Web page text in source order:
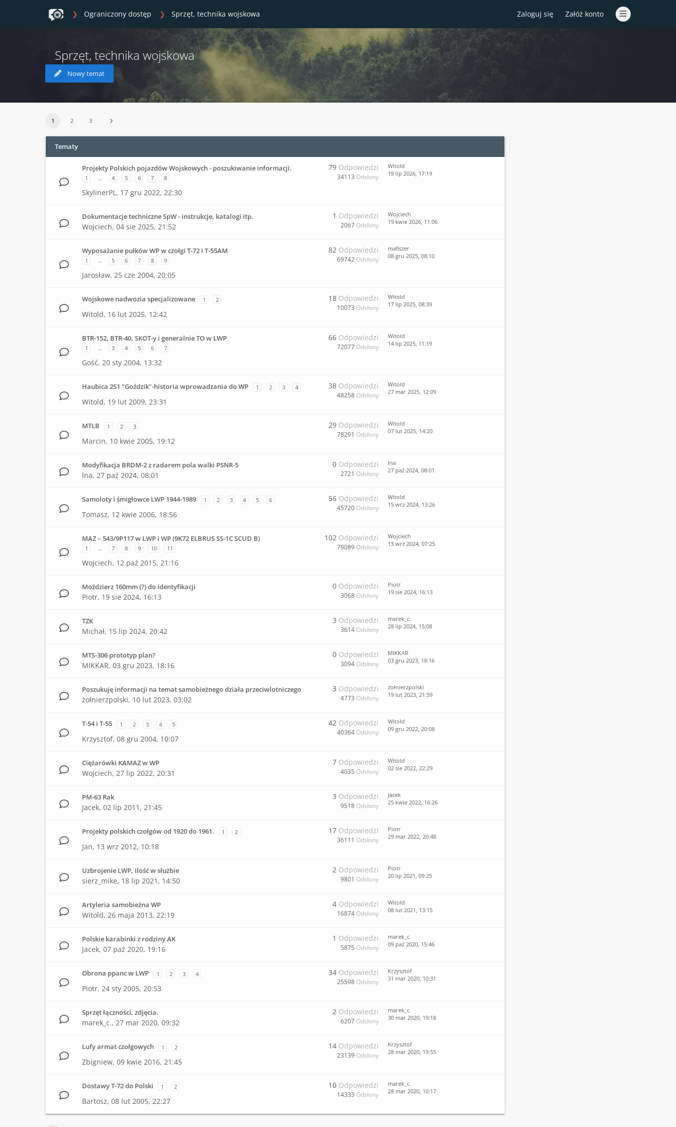
Zaloguj się Załóż konto
Ograniczony dostęp Sprzęt, technika wojskowa
Sprzęt, technika wojskowa
Nowy temat
1 2 3
Tematy
Projekty Polskich pojazdów Wojskowych - poszukiwanie informacji.
1 … 4 5 6 7 8
SkylinerPL, 17 gru 2022, 22:30
79 Odpowiedzi
34113 Odsłony
Witold
19 lip 2026, 17:19
Dokumentacje techniczne SpW - instrukcje, katalogi itp.
Wojciech, 04 sie 2025, 21:52
1 Odpowiedzi
2067 Odsłony
Wojciech
19 kwie 2026, 11:06
Wyposażanie pułków WP w czołgi T-72 i T-55AM
1 … 5 6 7 8 9
Jarosław, 25 cze 2004, 20:05
82 Odpowiedzi
69742 Odsłony
mafiszer
08 gru 2025, 08:10
Wojskowe nadwozia specjalizowane 1 2
Witold, 16 lut 2025, 12:42
18 Odpowiedzi
10073 Odsłony
Witold
17 lip 2025, 08:39
BTR-152, BTR-40, SKOT-y i generalnie TO w LWP
1 … 3 4 5 6 7
Gość, 20 sty 2004, 13:32
66 Odpowiedzi
72077 Odsłony
Witold
14 lip 2025, 11:19
Haubica 2S1 "Goździk"-historia wprowadzania do WP 1 2 3 4
Witold, 19 lut 2009, 23:31
38 Odpowiedzi
48258 Odsłony
Witold
27 mar 2025, 12:09
MTLB 1 2 3
Marcin, 10 kwie 2005, 19:12
29 Odpowiedzi
78291 Odsłony
Witold
07 lut 2025, 14:20
Modyfikacja BRDM-2 z radarem pola walki PSNR-5
lna, 27 paź 2024, 08:01
0 Odpowiedzi
2721 Odsłony
lna
27 paź 2024, 08:01
Samoloty i śmigłowce LWP 1944-1989 1 2 3 4 5 6
Tomasz, 12 kwie 2006, 18:56
56 Odpowiedzi
45720 Odsłony
Witold
15 wrz 2024, 13:26
MAZ – 543/9P117 w LWP i WP (9K72 ELBRUS SS-1C SCUD B)
1 … 7 8 9 10 11
Wojciech, 12 paź 2015, 21:16
102 Odpowiedzi
79089 Odsłony
Wojciech
13 wrz 2024, 07:25
Moździerz 160mm (?) do identyfikacji
Piotr, 19 sie 2024, 16:13
0 Odpowiedzi
3068 Odsłony
Piotr
19 sie 2024, 16:13
TZK
Michał, 15 lip 2024, 20:42
3 Odpowiedzi
3614 Odsłony
marek_c.
28 lip 2024, 15:08
MTS-306 prototyp plan?
MIKKAR, 03 gru 2023, 18:16
0 Odpowiedzi
3094 Odsłony
MIKKAR
03 gru 2023, 18:16
Poszukuję informacji na temat samobieżnego działa przeciwlotniczego
żołnierzpolski, 10 lut 2023, 03:02
3 Odpowiedzi
4773 Odsłony
żołnierzpolski
19 lut 2023, 21:59
T-54 i T-55 1 2 3 4 5
Krzysztof, 08 gru 2004, 10:07
42 Odpowiedzi
40364 Odsłony
Witold
09 gru 2022, 20:08
Ciężarówki KAMAZ w WP
Wojciech, 27 lip 2022, 20:31
7 Odpowiedzi
4035 Odsłony
Witold
02 sie 2022, 22:29
PM-63 Rak
Jacek, 02 lip 2011, 21:45
3 Odpowiedzi
9518 Odsłony
Jacek
25 kwie 2022, 16:26
Projekty polskich czołgów od 1920 do 1961. 1 2
Jan, 13 wrz 2012, 10:18
17 Odpowiedzi
36111 Odsłony
Piotr
29 mar 2022, 20:48
Uzbrojenie LWP, ilość w służbie
sierz_mike, 18 lip 2021, 14:50
2 Odpowiedzi
9801 Odsłony
Piotr
20 lip 2021, 09:25
Artyleria samobieżna WP
Witold, 26 maja 2013, 22:19
4 Odpowiedzi
16874 Odsłony
Witold
08 lut 2021, 13:15
Polskie karabinki z rodziny AK
Jacek, 07 paź 2020, 19:16
1 Odpowiedzi
5875 Odsłony
marek_c.
09 paź 2020, 15:46
Obrona ppanc w LWP 1 2 3 4
Piotr, 24 sty 2005, 20:53
34 Odpowiedzi
25598 Odsłony
Krzysztof
31 mar 2020, 10:31
Sprzęt łączności, zdjęcia.
marek_c., 27 mar 2020, 09:32
2 Odpowiedzi
6207 Odsłony
marek_c.
30 mar 2020, 19:18
Lufy armat czołgowych 1 2
Zbigniew, 09 kwie 2016, 21:45
14 Odpowiedzi
23139 Odsłony
Krzysztof
28 mar 2020, 19:55
Dostawy T-72 do Polski 1 2
Bartosz, 08 lut 2005, 22:27
10 Odpowiedzi
14333 Odsłony
marek_c.
28 mar 2020, 10:17